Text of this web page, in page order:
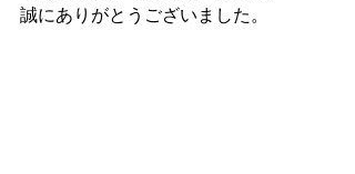
誠にありがとうございました。